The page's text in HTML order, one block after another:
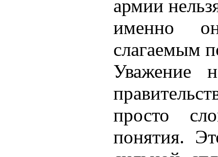
армии
именно
слагаемым
Уважение
просто
понятия.